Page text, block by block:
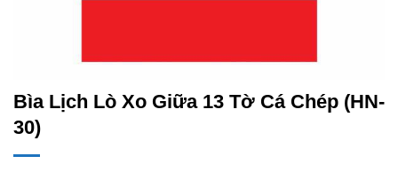
Bìa Lịch Lò Xo Giữa 13 Tờ Cá Chép (HN-
30)